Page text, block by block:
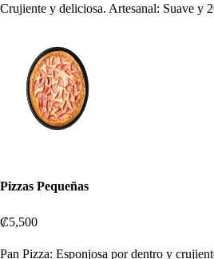
Crujiente y deliciosa. Artesanal: Suave y
Pizzas Pequeñas
₡5,500
Pan Pizza: Esponjosa por dentro y